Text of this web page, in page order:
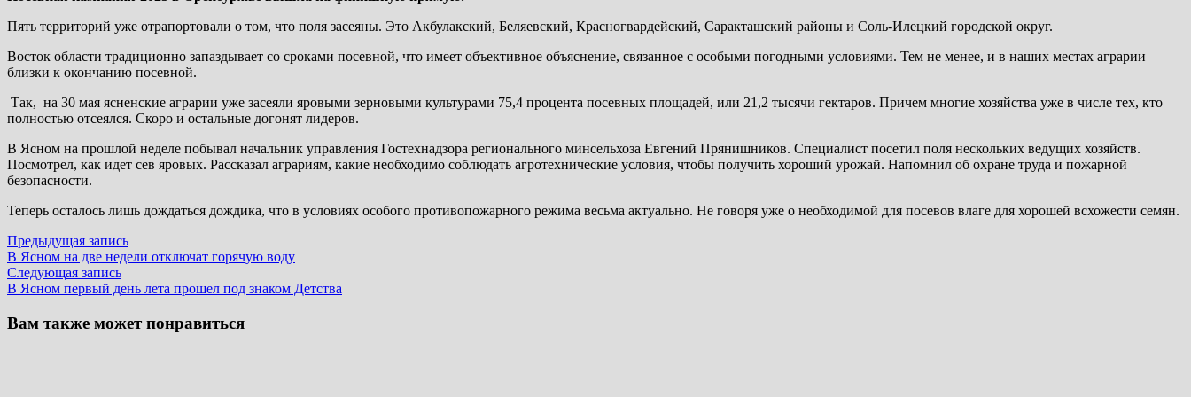
Пять территорий уже отрапортовали о том, что поля засеяны. Это Акбулакский, Беляевский, Красногвардейский, Саракташский районы и Соль-Илецкий городской округ.
Восток области традиционно запаздывает со сроками посевной, что имеет объективное объяснение, связанное с особыми погодными условиями. Тем не менее, и в наших местах аграрии
близки к окончанию посевной.
Так, на 30 мая ясненские аграрии уже засеяли яровыми зерновыми культурами 75,4 процента посевных площадей, или 21,2 тысячи гектаров. Причем многие хозяйства уже в числе тех, кто
полностью отсеялся. Скоро и остальные догонят лидеров.
В Ясном на прошлой неделе побывал начальник управления Гостехнадзора регионального минсельхоза Евгений Прянишников. Специалист посетил поля нескольких ведущих хозяйств.
Посмотрел, как идет сев яровых. Рассказал аграриям, какие необходимо соблюдать агротехнические условия, чтобы получить хороший урожай. Напомнил об охране труда и пожарной
безопасности.
Теперь осталось лишь дождаться дождика, что в условиях особого противопожарного режима весьма актуально. Не говоря уже о необходимой для посевов влаге для хорошей всхожести семян.
Навигация
по
записям
Предыдущая записьПредыдущая
запись:
В Ясном на две недели отключат горячую воду
Следующая записьСледующая
запись:
В Ясном первый день лета прошел под знаком Детства
Вам также может понравиться